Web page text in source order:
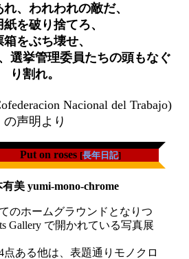
、われわれの敵だ、
を破り捨てろ、
をぶち壊せ、
選挙管理委員たちの頭もなぐ
り割れ。
Nacional del Trabajo)
の声明より
Put on roses [長年日記]
美 yumi-mono-chrome
のホームグラウンドとなりつ
Gallery で開かれている写真展
点ある他は、表題通りモノクロ